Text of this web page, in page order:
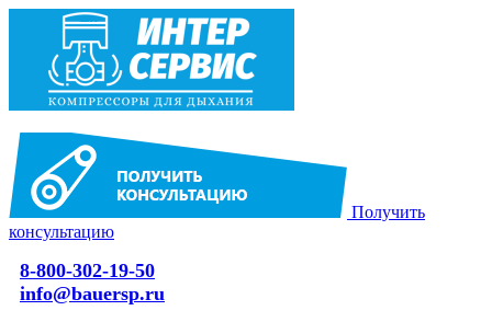
Получить
консультацию
8-800-302-19-50
info@bauersp.ru